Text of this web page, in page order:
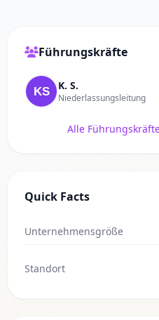
Führungskräfte
K. S.
Niederlassungsleitung
Alle
Quick Facts
Unternehmensgröße
Standort